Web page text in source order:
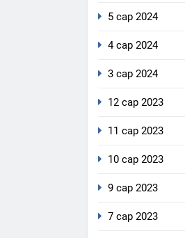
5 сар 2024
4 сар 2024
3 сар 2024
12 сар 2023
11 сар 2023
10 сар 2023
9 сар 2023
7 сар 2023